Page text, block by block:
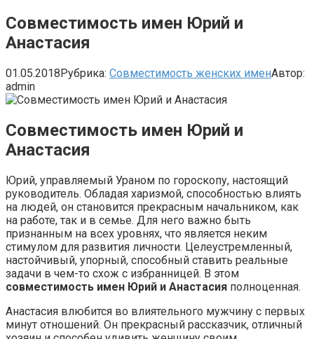
Совместимость имен Юрий и
Анастасия
01.05.2018Рубрика: Совместимость женских именАвтор:
admin
Совместимость имен Юрий и
Анастасия
Юрий, управляемый Ураном по гороскопу, настоящий
руководитель. Обладая харизмой, способностью влиять
на людей, он становится прекрасным начальником, как
на работе, так и в семье. Для него важно быть
признанным на всех уровнях, что является неким
стимулом для развития личности. Целеустремленный,
настойчивый, упорный, способный ставить реальные
задачи в чем-то схож с избранницей. В этом
совместимость имен Юрий и Анастасия полноценная.
Анастасия влюбится во влиятельного мужчину с первых
минут отношений. Он прекрасный рассказчик, отличный